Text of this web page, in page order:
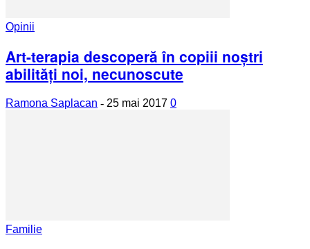
Opinii
Art-terapia descoperă în copiii noștri
abilități noi, necunoscute
Ramona Saplacan - 25 mai 2017 0
Familie